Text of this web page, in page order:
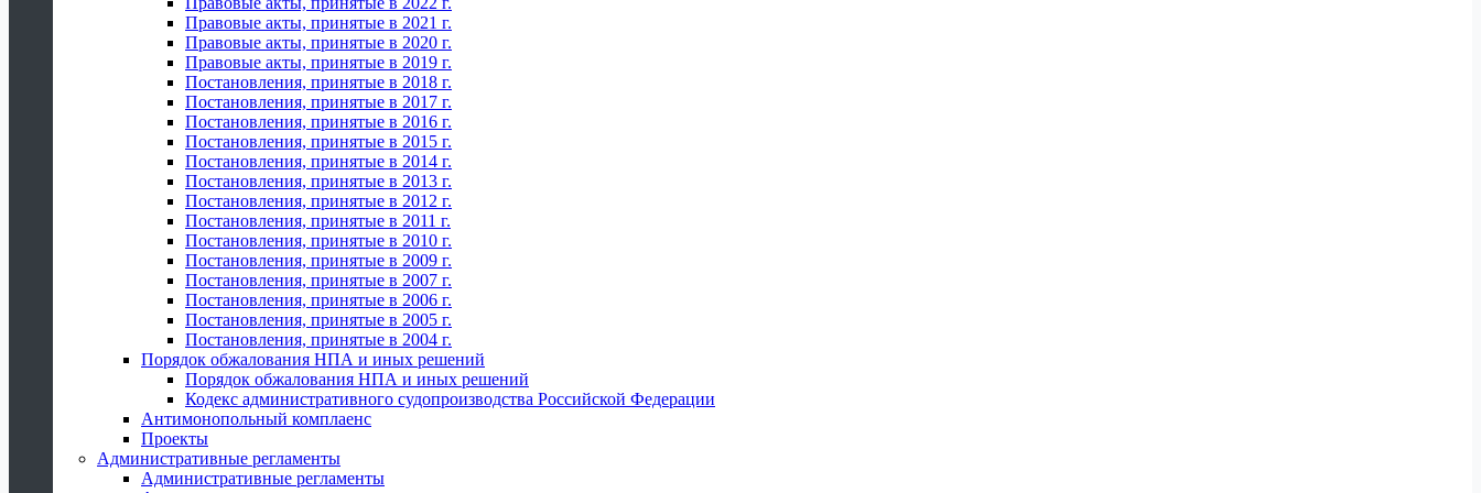
Правовые акты, принятые в 2021 г.
Правовые акты, принятые в 2020 г.
Правовые акты, принятые в 2019 г.
Постановления, принятые в 2018 г.
Постановления, принятые в 2017 г.
Постановления, принятые в 2016 г.
Постановления, принятые в 2015 г.
Постановления, принятые в 2014 г.
Постановления, принятые в 2013 г.
Постановления, принятые в 2012 г.
Постановления, принятые в 2011 г.
Постановления, принятые в 2010 г.
Постановления, принятые в 2009 г.
Постановления, принятые в 2007 г.
Постановления, принятые в 2006 г.
Постановления, принятые в 2005 г.
Постановления, принятые в 2004 г.
Порядок обжалования НПА и иных решений
Порядок обжалования НПА и иных решений
Кодекс административного судопроизводства Российской Федерации
Антимонопольный комплаенс
Проекты
Административные регламенты
Административные регламенты